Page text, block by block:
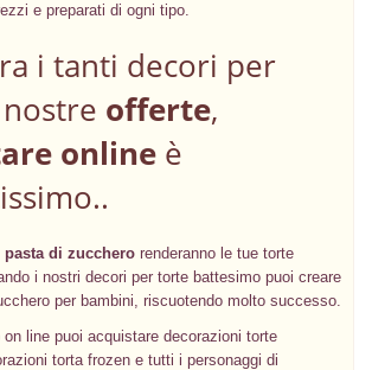
e preparati di ogni tipo.
i tanti decori per
offerte,
online è
di zucchero renderanno le tue torte
i nostri decori per torte battesimo puoi creare
per bambini, riscuotendo molto successo.
on line puoi acquistare decorazioni torte
torta frozen e tutti i personaggi di